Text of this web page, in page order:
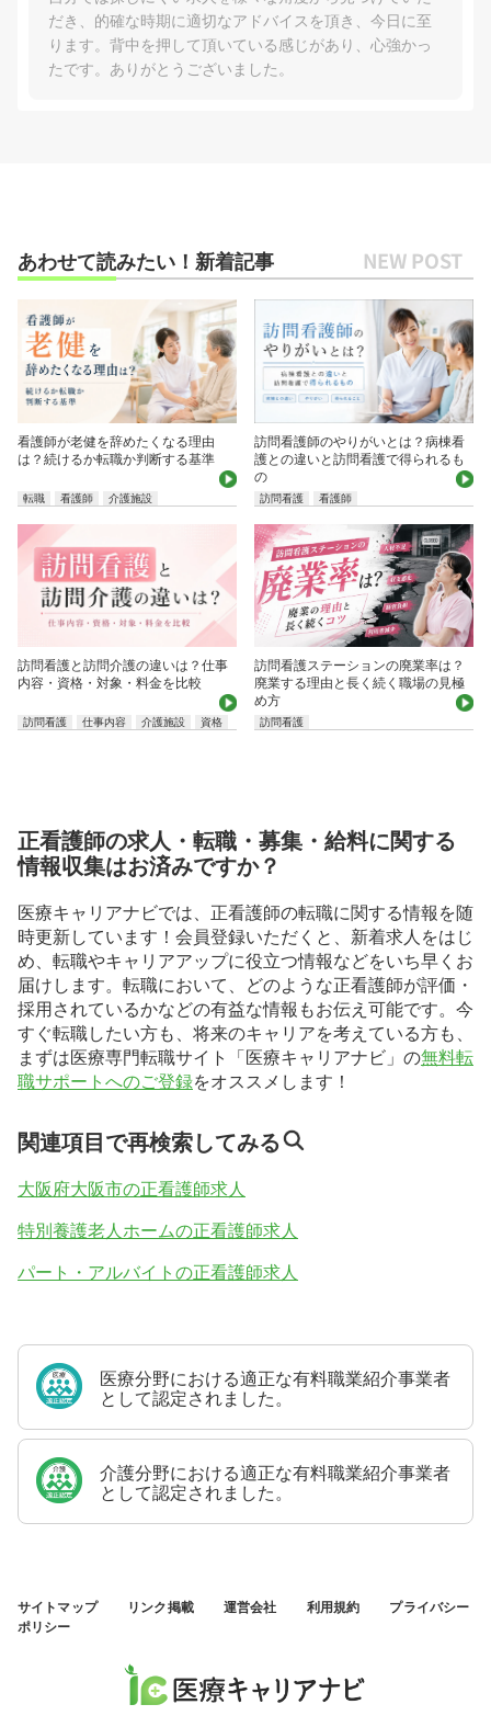
だき、的確な時期に適切なアドバイスを頂き、今日に至
ります。背中を押して頂いている感じがあり、心強かっ
たです。ありがとうございました。
あわせて読みたい！新着記事
看護師が老健を辞めたくなる理由
は？続けるか転職か判断する基準
転職 看護師 介護施設
訪問看護師のやりがいとは？病棟看
護との違いと訪問看護で得られるも
の
訪問看護 看護師
訪問看護と訪問介護の違いは？仕事
内容・資格・対象・料金を比較
訪問看護 仕事内容 介護施設 資格
訪問看護ステーションの廃業率は？
廃業する理由と長く続く職場の見極
め方
訪問看護
正看護師の求人・転職・募集・給料に関する
情報収集はお済みですか？
医療キャリアナビでは、正看護師の転職に関する情報を随
時更新しています！会員登録いただくと、新着求人をはじ
め、転職やキャリアアップに役立つ情報などをいち早くお
届けします。転職において、どのような正看護師が評価・
採用されているかなどの有益な情報もお伝え可能です。今
すぐ転職したい方も、将来のキャリアを考えている方も、
まずは医療専門転職サイト「医療キャリアナビ」の無料転
職サポートへのご登録をオススメします！
関連項目で再検索してみる
大阪府大阪市の正看護師求人
特別養護老人ホームの正看護師求人
パート・アルバイトの正看護師求人
医療分野における適正な有料職業紹介事業者
として認定されました。
介護分野における適正な有料職業紹介事業者
として認定されました。
サイトマップ リンク掲載 運営会社 利用規約
プライバシー
ポリシー